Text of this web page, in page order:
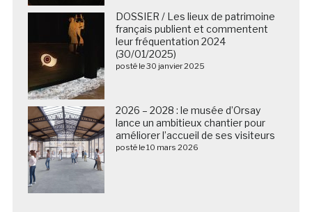
DOSSIER / Les lieux de patrimoine
français publient et commentent
leur fréquentation 2024
(30/01/2025)
posté le 30 janvier 2025
2026 – 2028 : le musée d’Orsay
lance un ambitieux chantier pour
améliorer l’accueil de ses visiteurs
posté le 10 mars 2026